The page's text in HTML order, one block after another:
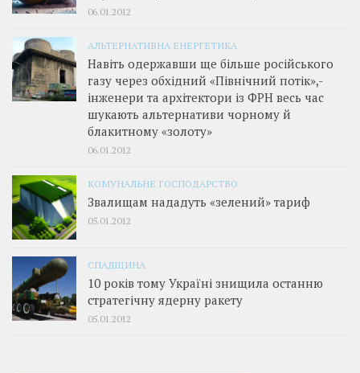
06.01.2012
АЛЬТЕРНАТИВНА ЕНЕРГЕТИКА
Навіть одержавши ще більше російського
газу через обхідний «Північний потік»,­
інженери та архітектори із ФРН весь час
шукають альтернативи чорному й
блакитному «золоту»
06.01.2012
КОМУНАЛЬНЕ ГОСПОДАРСТВО
Звалищам нададуть «зелений» тариф
05.01.2012
СПАДЩИНА
10 років тому Україні знищила останню
стратегічну ядерну ракету
05.01.2012